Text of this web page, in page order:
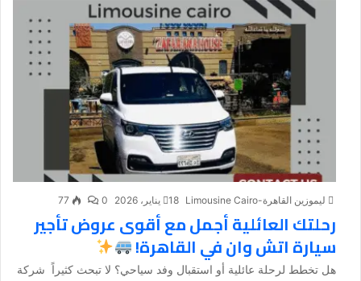
ليموزين القاهرة-Limousine Cairo 18 يناير، 2026 0
77
رحلتك العائلية أجمل مع أقوى عروض تأجير
سيارة اتش وان في القاهرة!
هل تخطط لرحلة عائلية أو استقبال وفد سياحي؟ لا تبحث كثيراً شركة